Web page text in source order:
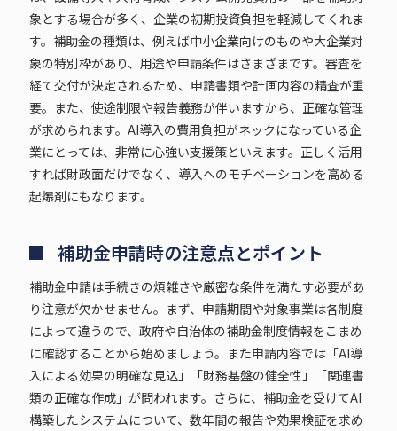
象とする場合が多く、企業の初期投資負担を軽減してくれま
す。補助金の種類は、例えば中小企業向けのものや大企業対
象の特別枠があり、用途や申請条件はさまざまです。審査を
経て交付が決定されるため、申請書類や計画内容の精査が重
要。また、使途制限や報告義務が伴いますから、正確な管理
が求められます。AI導入の費用負担がネックになっている企
業にとっては、非常に心強い支援策といえます。正しく活用
すれば財政面だけでなく、導入へのモチベーションを高める
起爆剤にもなります。
補助金申請時の注意点とポイント
補助金申請は手続きの煩雑さや厳密な条件を満たす必要があ
り注意が欠かせません。まず、申請期間や対象事業は各制度
によって違うので、政府や自治体の補助金制度情報をこまめ
に確認することから始めましょう。また申請内容では「AI導
入による効果の明確な見込」「財務基盤の健全性」「関連書
類の正確な作成」が問われます。さらに、補助金を受けてAI
構築したシステムについて、数年間の報告や効果検証を求め